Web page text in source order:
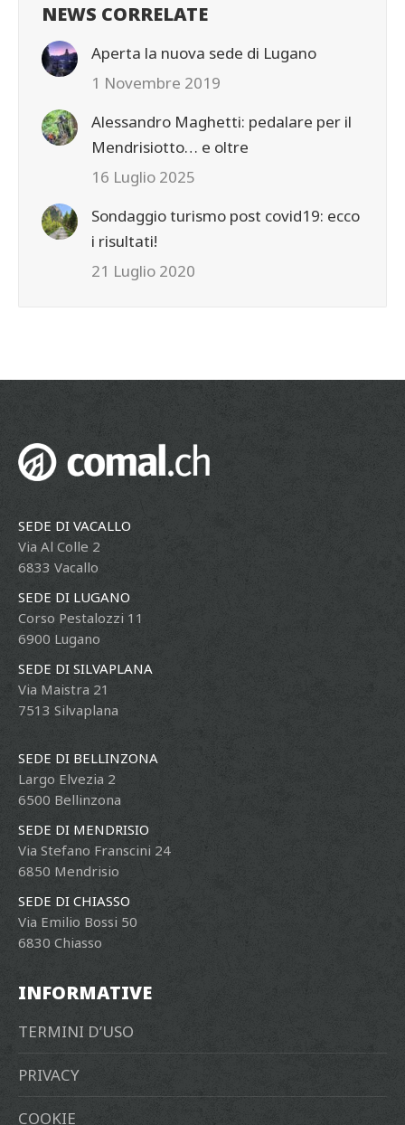
NEWS CORRELATE
Aperta la nuova sede di Lugano
1 Novembre 2019
Alessandro Maghetti: pedalare per il
Mendrisiotto… e oltre
16 Luglio 2025
Sondaggio turismo post covid19: ecco
i risultati!
21 Luglio 2020
SEDE DI VACALLO
Via Al Colle 2
6833 Vacallo
SEDE DI LUGANO
Corso Pestalozzi 11
6900 Lugano
SEDE DI SILVAPLANA
Via Maistra 21
7513 Silvaplana
SEDE DI BELLINZONA
Largo Elvezia 2
6500 Bellinzona
SEDE DI MENDRISIO
Via Stefano Franscini 24
6850 Mendrisio
SEDE DI CHIASSO
Via Emilio Bossi 50
6830 Chiasso
INFORMATIVE
TERMINI D’USO
PRIVACY
COOKIE